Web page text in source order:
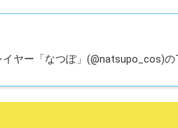
イヤー「なつぽ」(@natsupo_cos)